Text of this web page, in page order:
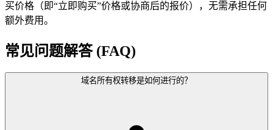
买价格（即“立即购买”价格或协商后的报价），无需承担任何
额外费用。
常见问题解答 (FAQ)
域名所有权转移是如何进行的？